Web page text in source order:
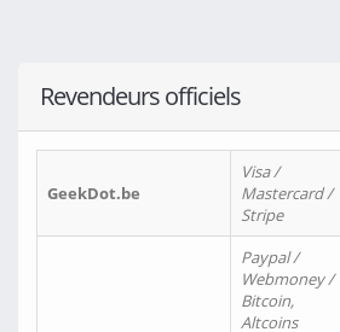
Revendeurs officiels
GeekDot.be
Visa /
Mastercard /
Stripe
Paypal /
Webmoney /
Bitcoin,
Altcoins